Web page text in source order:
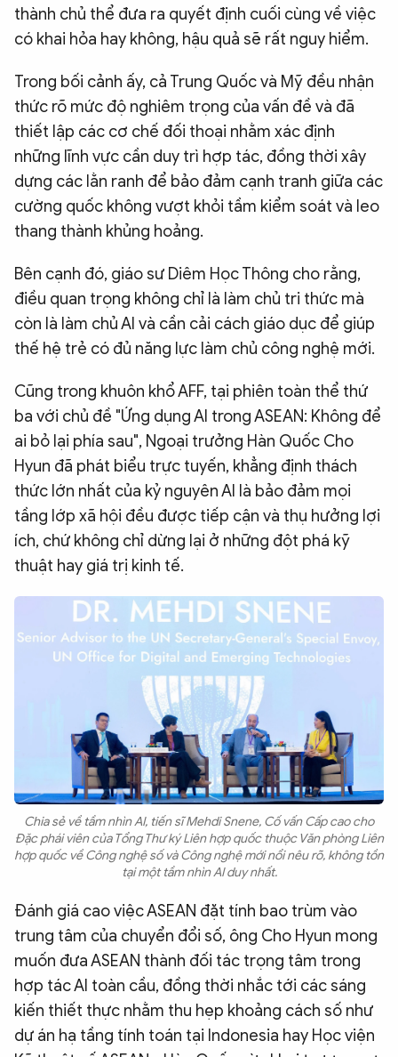
thành chủ thể đưa ra quyết định cuối cùng về việc
có khai hỏa hay không, hậu quả sẽ rất nguy hiểm.
Trong bối cảnh ấy, cả Trung Quốc và Mỹ đều nhận
thức rõ mức độ nghiêm trọng của vấn đề và đã
thiết lập các cơ chế đối thoại nhằm xác định
những lĩnh vực cần duy trì hợp tác, đồng thời xây
dựng các lằn ranh để bảo đảm cạnh tranh giữa các
cường quốc không vượt khỏi tầm kiểm soát và leo
thang thành khủng hoảng.
Bên cạnh đó, ​giáo sư Diêm Học Thông cho rằng,
điều quan trọng không chỉ là làm chủ tri thức mà
còn là làm chủ AI và cần cải cách giáo dục để giúp
thế hệ trẻ có đủ năng lực làm chủ công nghệ mới.
Cũng trong khuôn khổ AFF, tại phiên toàn thể thứ
ba với chủ đề "Ứng dụng AI trong ASEAN: Không để
ai bỏ lại phía sau", Ngoại trưởng Hàn Quốc Cho
Hyun đã phát biểu trực tuyến, khẳng định thách
thức lớn nhất của kỷ nguyên AI là bảo đảm mọi
tầng lớp xã hội đều được tiếp cận và thụ hưởng lợi
ích, chứ không chỉ dừng lại ở những đột phá kỹ
thuật hay giá trị kinh tế.
Chia sẻ về tầm nhìn AI, tiến sĩ Mehdi Snene, Cố vấn Cấp cao cho
Đặc phái viên của Tổng Thư ký Liên hợp quốc thuộc Văn phòng Liên
hợp quốc về Công nghệ số và Công nghệ mới nổi nêu rõ, không tồn
tại một tầm nhìn AI duy nhất.
Đánh giá cao việc ASEAN đặt tính bao trùm vào
trung tâm của chuyển đổi số, ông Cho Hyun mong
muốn đưa ASEAN thành đối tác trọng tâm trong
hợp tác AI toàn cầu, đồng thời nhắc tới các sáng
kiến thiết thực nhằm thu hẹp khoảng cách số như
dự án hạ tầng tính toán tại Indonesia hay Học viện